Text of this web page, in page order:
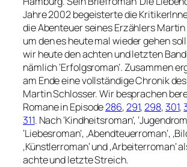
Jahre 2002 begeisterte die
die Abenteuer seines Erzählers
um den es heute mal wieder gehen
wir heute den achten und letzten
nämlich ‘Erfolgsroman’. Zusammen
am Ende eine vollständige Chronik
Martin Schlosser. Wir besprachen
Romane in Episode286,291,298, 301,
311. Nach ‘Kindheitsroman’,
‘Liebesroman’, ‚Abendteuerroman‘,
‚Künstlerroman‘ und ‚Arbeiterroman‘
achte und letzte Streich.